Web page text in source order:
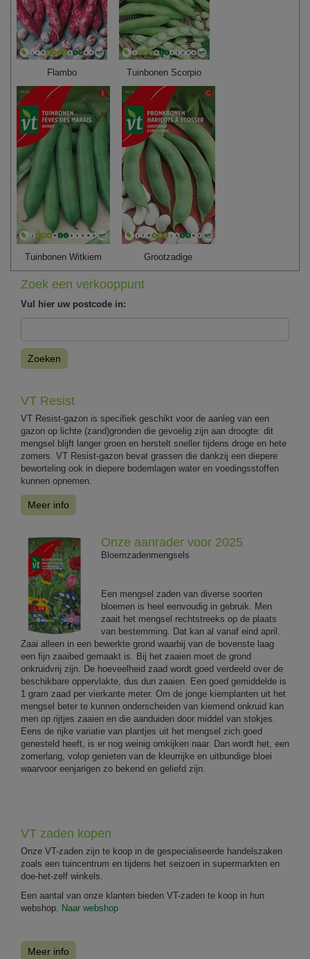
Flambo Tuinbonen Scorpio
Tuinbonen Witkiem Grootzadige
Zoek een verkooppunt
Vul hier uw postcode in:
Zoeken
VT Resist
VT Resist-gazon is specifiek geschikt voor de aanleg van een
gazon op lichte (zand)gronden die gevoelig zijn aan droogte: dit
mengsel blijft langer groen en herstelt sneller tijdens droge en hete
zomers. VT Resist-gazon bevat grassen die dankzij een diepere
beworteling ook in diepere bodemlagen water en voedingsstoffen
kunnen opnemen.
Meer info
Onze aanrader voor 2025
Bloemzadenmengsels
Een mengsel zaden van diverse soorten
bloemen is heel eenvoudig in gebruik. Men
zaait het mengsel rechtstreeks op de plaats
van bestemming. Dat kan al vanaf eind april.
Zaai alleen in een bewerkte grond waarbij van de bovenste laag
een fijn zaaibed gemaakt is. Bij het zaaien moet de grond
onkruidvrij zijn. De hoeveelheid zaad wordt goed verdeeld over de
beschikbare oppervlakte, dus dun zaaien. Een goed gemiddelde is
1 gram zaad per vierkante meter. Om de jonge kiemplanten uit het
mengsel beter te kunnen onderscheiden van kiemend onkruid kan
men op rijtjes zaaien en die aanduiden door middel van stokjes.
Eens de rijke variatie van plantjes uit het mengsel zich goed
genesteld heeft, is er nog weinig omkijken naar. Dan wordt het, een
zomerlang, volop genieten van de kleurrijke en uitbundige bloei
waarvoor eenjarigen zo bekend en geliefd zijn.
VT zaden kopen
Onze VT-zaden zijn te koop in de gespecialiseerde handelszaken
zoals een tuincentrum en tijdens het seizoen in supermarkten en
doe-het-zelf winkels.
Een aantal van onze klanten bieden VT-zaden te koop in hun
webshop.
Naar webshop
Meer info